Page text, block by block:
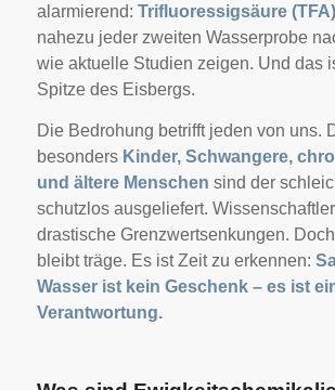
alarmierend: Trifluoressigsäure (TFA)
nahezu jeder zweiten Wasserprobe
wie aktuelle Studien zeigen. Und das
Spitze des Eisbergs.
Die Bedrohung betrifft jeden von uns.
besonders Kinder, Schwangere,
und ältere Menschen sind der
schutzlos ausgeliefert.
drastische Grenzwertsenkungen.
bleibt träge. Es ist Zeit zu erkennen:
Wasser ist kein Geschenk – es ist
Verantwortung.